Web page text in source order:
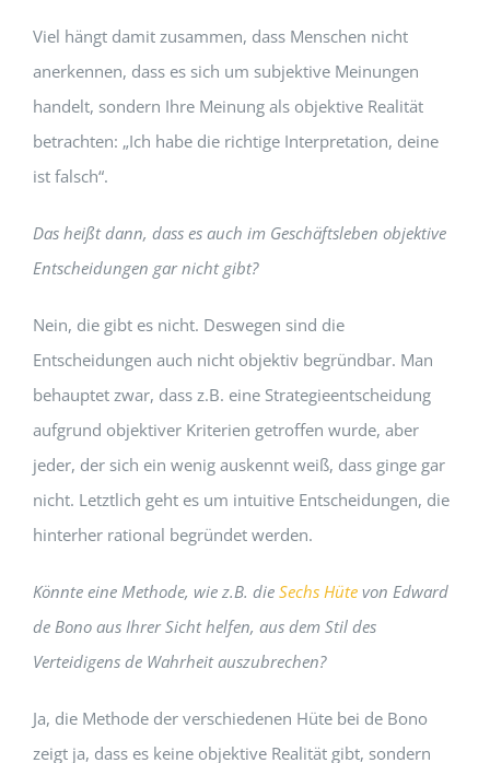
Viel hängt damit zusammen, dass Menschen nicht
anerkennen, dass es sich um subjektive Meinungen
handelt, sondern Ihre Meinung als objektive Realität
betrachten: „Ich habe die richtige Interpretation, deine
ist falsch“.
Das heißt dann, dass es auch im Geschäftsleben objektive
Entscheidungen gar nicht gibt?
Nein, die gibt es nicht. Deswegen sind die
Entscheidungen auch nicht objektiv begründbar. Man
behauptet zwar, dass z.B. eine Strategieentscheidung
aufgrund objektiver Kriterien getroffen wurde, aber
jeder, der sich ein wenig auskennt weiß, dass ginge gar
nicht. Letztlich geht es um intuitive Entscheidungen, die
hinterher rational begründet werden.
Könnte eine Methode, wie z.B. die Sechs Hütevon Edward
de Bono aus Ihrer Sicht helfen, aus dem Stil des
Verteidigens de Wahrheit auszubrechen?
Ja, die Methode der verschiedenen Hüte bei de Bono
zeigt ja, dass es keine objektive Realität gibt, sondern